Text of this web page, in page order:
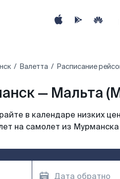
Валетта Расписание
— Мальта
в календаре низких
на самолет из